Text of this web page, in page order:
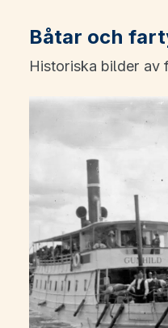
Båtar och
Historiska bilder av